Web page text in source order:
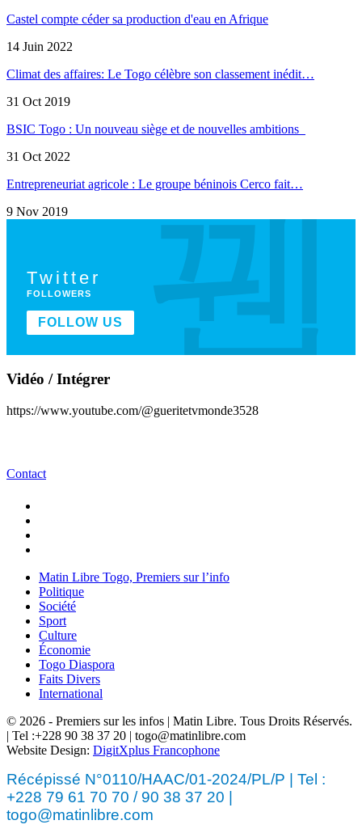
Castel compte céder sa production d'eau en Afrique
14 Juin 2022
Climat des affaires: Le Togo célèbre son classement inédit…
31 Oct 2019
BSIC Togo : Un nouveau siège et de nouvelles ambitions
31 Oct 2022
Entrepreneuriat agricole : Le groupe béninois Cerco fait…
9 Nov 2019
Twitter
FOLLOWERS
FOLLOW US
Vidéo / Intégrer
https://www.youtube.com/@gueritetvmonde3528
Contact
Matin Libre Togo, Premiers sur l’info
Politique
Société
Sport
Culture
Économie
Togo Diaspora
Faits Divers
International
© 2026 - Premiers sur les infos | Matin Libre. Tous Droits Réservés.
| Tel :+228 90 38 37 20 | togo@matinlibre.com
Website Design: DigitXplus Francophone
Récépissé N°0110/HAAC/01-2024/PL/P | Tel :
+228 79 61 70 70 / 90 38 37 20 |
togo@matinlibre.com